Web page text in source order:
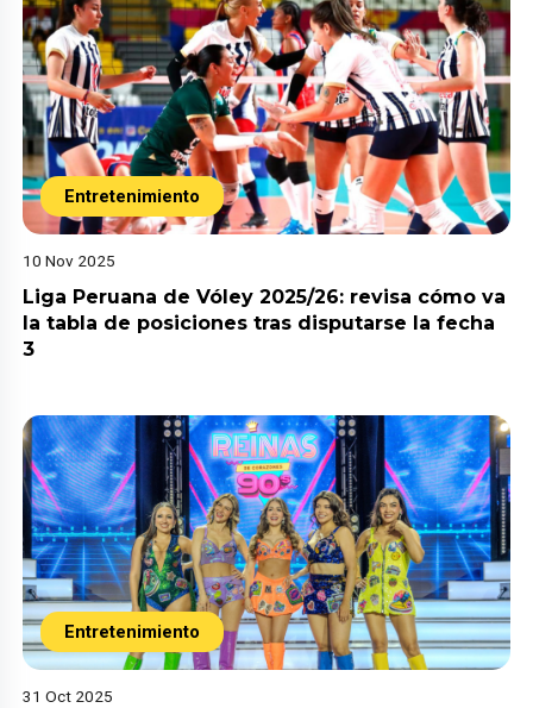
Entretenimiento
10 Nov 2025
Liga Peruana de Vóley 2025/26: revisa cómo va
la tabla de posiciones tras disputarse la fecha
3
Entretenimiento
31 Oct 2025